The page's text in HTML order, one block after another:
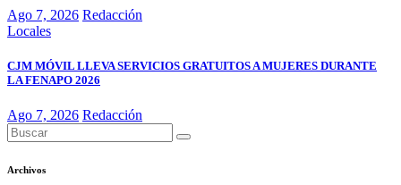
Ago 7, 2026 Redacción
Locales
CJM MÓVIL LLEVA SERVICIOS GRATUITOS A MUJERES DURANTE
LA FENAPO 2026
Ago 7, 2026 Redacción
Archivos